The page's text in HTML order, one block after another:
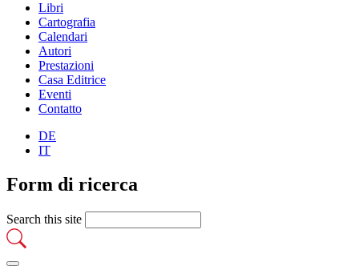
Libri
Cartografia
Calendari
Autori
Prestazioni
Casa Editrice
Eventi
Contatto
DE
IT
Form di ricerca
Search this site